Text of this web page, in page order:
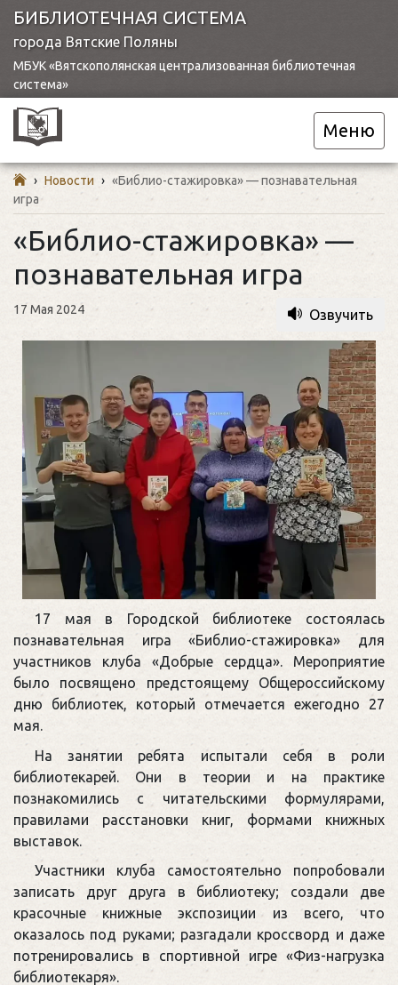
БИБЛИОТЕЧНАЯ СИСТЕМА
города Вятские Поляны
МБУК «Вятскополянская централизованная библиотечная
система»
Меню
› Новости › «Библио-стажировка» — познавательная
игра
«Библио-стажировка» —
познавательная игра
17 Мая 2024 Озвучить
17 мая в Городской библиотеке состоялась
познавательная игра «Библио-стажировка» для
участников клуба «Добрые сердца». Мероприятие
было посвящено предстоящему Общероссийскому
дню библиотек, который отмечается ежегодно 27
мая.
На занятии ребята испытали себя в роли
библиотекарей. Они в теории и на практике
познакомились с читательскими формулярами,
правилами расстановки книг, формами книжных
выставок.
Участники клуба самостоятельно попробовали
записать друг друга в библиотеку; создали две
красочные книжные экспозиции из всего, что
оказалось под руками; разгадали кроссворд и даже
потренировались в спортивной игре «Физ-нагрузка
библиотекаря».